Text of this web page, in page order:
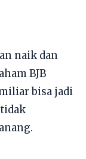
naik dan
BJB
bisa jadi